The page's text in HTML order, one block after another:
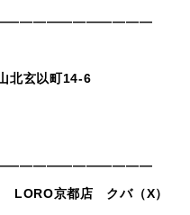
北玄以町14-6
LORO京都店 クバ（X）